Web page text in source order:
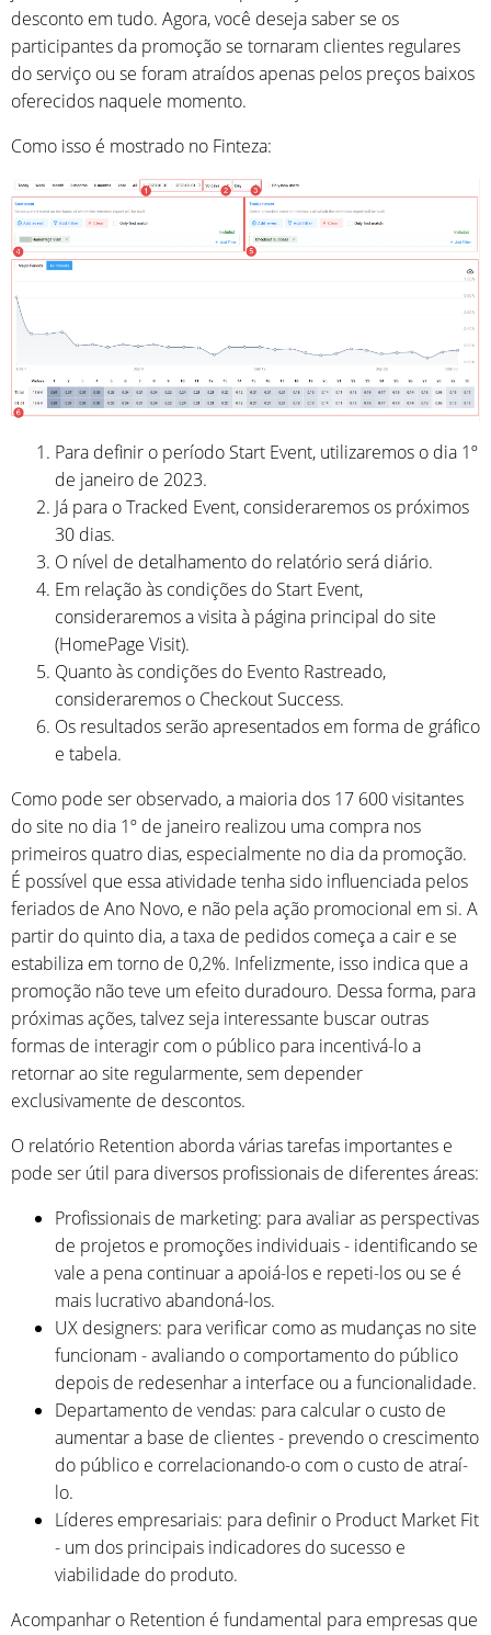
desconto em tudo. Agora, você deseja saber se os
participantes da promoção se tornaram clientes regulares
do serviço ou se foram atraídos apenas pelos preços baixos
oferecidos naquele momento.
Como isso é mostrado no Finteza:
Para definir o período Start Event, utilizaremos o dia 1º
de janeiro de 2023.
Já para o Tracked Event, consideraremos os próximos
30 dias.
O nível de detalhamento do relatório será diário.
Em relação às condições do Start Event,
consideraremos a visita à página principal do site
(HomePage Visit).
Quanto às condições do Evento Rastreado,
consideraremos o Checkout Success.
Os resultados serão apresentados em forma de gráfico
e tabela.
Como pode ser observado, a maioria dos 17 600 visitantes
do site no dia 1º de janeiro realizou uma compra nos
primeiros quatro dias, especialmente no dia da promoção.
É possível que essa atividade tenha sido influenciada pelos
feriados de Ano Novo, e não pela ação promocional em si. A
partir do quinto dia, a taxa de pedidos começa a cair e se
estabiliza em torno de 0,2%. Infelizmente, isso indica que a
promoção não teve um efeito duradouro. Dessa forma, para
próximas ações, talvez seja interessante buscar outras
formas de interagir com o público para incentivá-lo a
retornar ao site regularmente, sem depender
exclusivamente de descontos.
O relatório Retention aborda várias tarefas importantes e
pode ser útil para diversos profissionais de diferentes áreas:
Profissionais de marketing: para avaliar as perspectivas
de projetos e promoções individuais - identificando se
vale a pena continuar a apoiá-los e repeti-los ou se é
mais lucrativo abandoná-los.
UX designers: para verificar como as mudanças no site
funcionam - avaliando o comportamento do público
depois de redesenhar a interface ou a funcionalidade.
Departamento de vendas: para calcular o custo de
aumentar a base de clientes - prevendo o crescimento
do público e correlacionando-o com o custo de atraí-
lo.
Líderes empresariais: para definir o Product Market Fit
- um dos principais indicadores do sucesso e
viabilidade do produto.
Acompanhar o Retention é fundamental para empresas que